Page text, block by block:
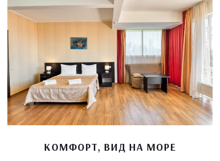
КОМФОРТ, ВИД НА МОРЕ